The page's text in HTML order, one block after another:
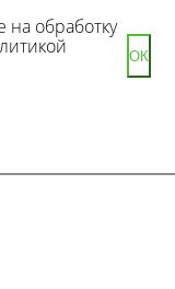
на обработку
ОК